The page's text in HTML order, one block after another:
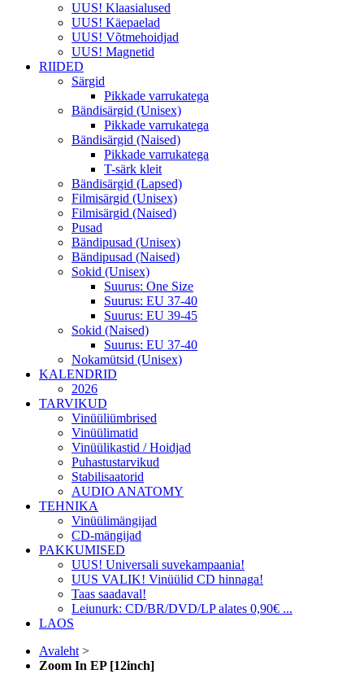
UUS! Klaasialused
UUS! Käepaelad
UUS! Võtmehoidjad
UUS! Magnetid
RIIDED
Särgid
Pikkade varrukatega
Bändisärgid (Unisex)
Pikkade varrukatega
Bändisärgid (Naised)
Pikkade varrukatega
T-särk kleit
Bändisärgid (Lapsed)
Filmisärgid (Unisex)
Filmisärgid (Naised)
Pusad
Bändipusad (Unisex)
Bändipusad (Naised)
Sokid (Unisex)
Suurus: One Size
Suurus: EU 37-40
Suurus: EU 39-45
Sokid (Naised)
Suurus: EU 37-40
Nokamütsid (Unisex)
KALENDRID
2026
TARVIKUD
Vinüüliümbrised
Vinüülimatid
Vinüülikastid / Hoidjad
Puhastustarvikud
Stabilisaatorid
AUDIO ANATOMY
TEHNIKA
Vinüülimängijad
CD-mängijad
PAKKUMISED
UUS! Universali suvekampaania!
UUS VALIK! Vinüülid CD hinnaga!
Taas saadaval!
Leiunurk: CD/BR/DVD/LP alates 0,90€ ...
LAOS
Avaleht >
Zoom In EP [12inch]